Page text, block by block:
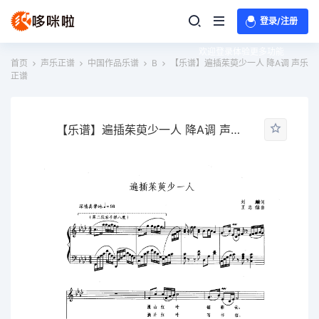
登录/注册
首页
声乐正谱 中国作品乐谱 B
【乐谱】遍插茱萸少一人 降A调 声乐
正谱
【乐谱】遍插茱萸少一人 降A调 声乐正谱